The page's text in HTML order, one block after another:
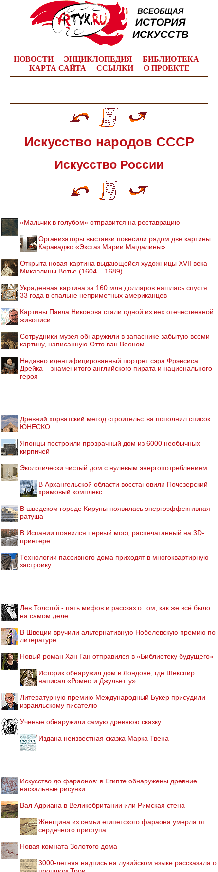
НОВОСТИ ЭНЦИКЛОПЕДИЯ
БИБЛИОТЕКА
КАРТА САЙТА
ССЫЛКИ О ПРОЕКТЕ
Искусство народов СССР
Искусство России
«Мальчик в голубом» отправится на реставрацию
Организаторы выставки повесили рядом две картины
Караваджо «Экстаз Марии Магдалины»
Открыта новая картина выдающейся художницы XVII века
Микаэлины Вотье (1604 – 1689)
Украденная картина за 160 млн долларов нашлась спустя
33 года в спальне неприметных американцев
Картины Павла Никонова стали одной из вех отечественной
живописи
Cотрудники музея обнаружили в запаснике забытую всеми
картину, написанную Отто ван Вееном
Недавно идентифицированный портрет сэра Фрэнсиса
Дрейка – знаменитого английского пирата и национального
героя
Древний хорватский метод строительства пополнил список
ЮНЕСКО
Японцы построили прозрачный дом из 6000 необычных
кирпичей
Экологически чистый дом с нулевым энергопотреблением
В Архангельской области восстановили Почезерский
храмовый комплекс
В шведском городе Кируны появилась энергоэффективная
ратуша
В Испании появился первый мост, распечатанный на 3D-
принтере
Технологии пассивного дома приходят в многоквартирную
застройку
Лев Толстой - пять мифов и рассказ о том, как же всё было
на самом деле
В Швеции вручили альтернативную Нобелевскую премию по
литературе
Новый роман Хан Ган отправился в «Библиотеку будущего»
Историк обнаружил дом в Лондоне, где Шекспир
написал «Ромео и Джульетту»
Литературную премию Международный Букер присудили
израильскому писателю
Ученые обнаружили самую древнюю сказку
Издана неизвестная сказка Марка Твена
Искусство до фараонов: в Египте обнаружены древние
наскальные рисунки
Вал Адриана в Великобритании или Римская стена
Женщина из семьи египетского фараона умерла от
сердечного приступа
Новая комната Золотого дома
3000-летняя надпись на лувийском языке рассказала о